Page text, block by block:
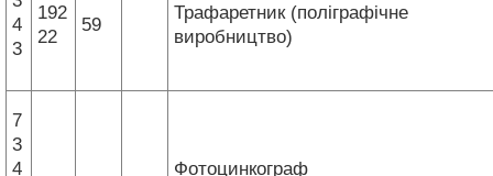
4
3
192
22
59
Трафаретник (поліграфічне
виробництво)
7
3
4
Фотоцинкограф